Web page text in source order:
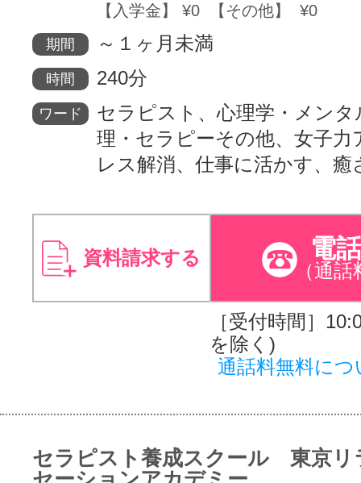
【入学金】 ¥0 【その他】 ¥0
期間 ～１ヶ月未満
時間 240分
ワード
セラピスト、心理学・メンタ
理・セラピーその他、女子力
レス解消、仕事に活かす、癒
資料請求する 電
（通話
［受付時間］
を除く)
通話料無料につ
セラピスト養成スクール 東京リ